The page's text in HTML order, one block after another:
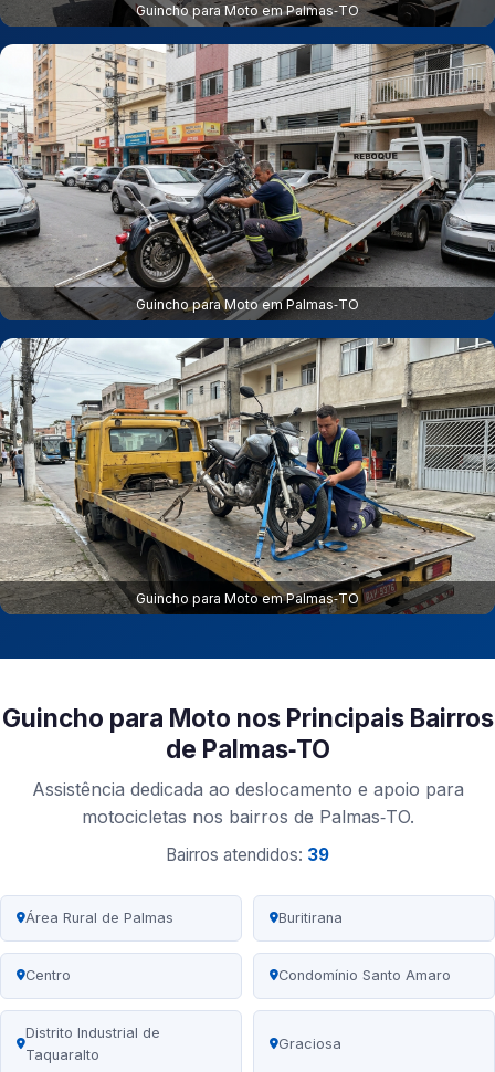
Guincho para Moto em Palmas‑TO
Guincho para Moto em Palmas‑TO
Guincho para Moto em Palmas‑TO
Guincho para Moto nos Principais Bairros
de Palmas‑TO
Assistência dedicada ao deslocamento e apoio para
motocicletas nos bairros de Palmas‑TO.
Bairros atendidos: 39
Área Rural de Palmas Buritirana
Centro Condomínio Santo Amaro
Distrito Industrial de
Taquaralto
Graciosa